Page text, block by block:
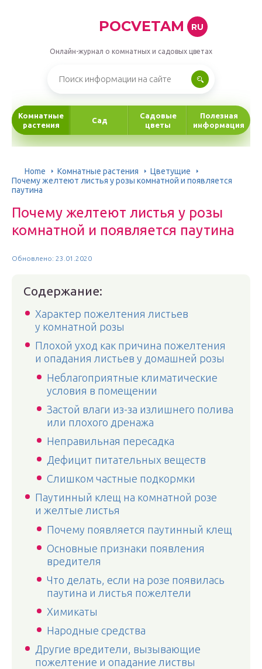
POCVETAM RU
Онлайн-журнал о комнатных и садовых цветах
Комнатные
растения
Сад
Садовые
цветы
Полезная
информация
Home Комнатные растения
Цветущие
Почему желтеют листья у розы комнатной и появляется
паутина
Почему желтеют листья у розы
комнатной и появляется паутина
Обновлено: 23.01.2020
Содержание:
Характер пожелтения листьев
у комнатной розы
Плохой уход как причина пожелтения
и опадания листьев у домашней розы
Неблагоприятные климатические
условия в помещении
Застой влаги из-за излишнего полива
или плохого дренажа
Неправильная пересадка
Дефицит питательных веществ
Слишком частные подкормки
Паутинный клещ на комнатной розе
и желтые листья
Почему появляется паутинный клещ
Основные признаки появления
вредителя
Что делать, если на розе появилась
паутина и листья пожелтели
Химикаты
Народные средства
Другие вредители, вызывающие
пожелтение и опадание листвы